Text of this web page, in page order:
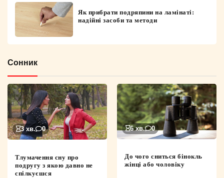
Як прибрати подряпини на ламінаті:
надійні засоби та методи
Сонник
3 хв. 0
Тлумачення сну про
подругу з якою давно не
спілкуєшся
6 хв. 0
До чого сниться бінокль
жінці або чоловіку